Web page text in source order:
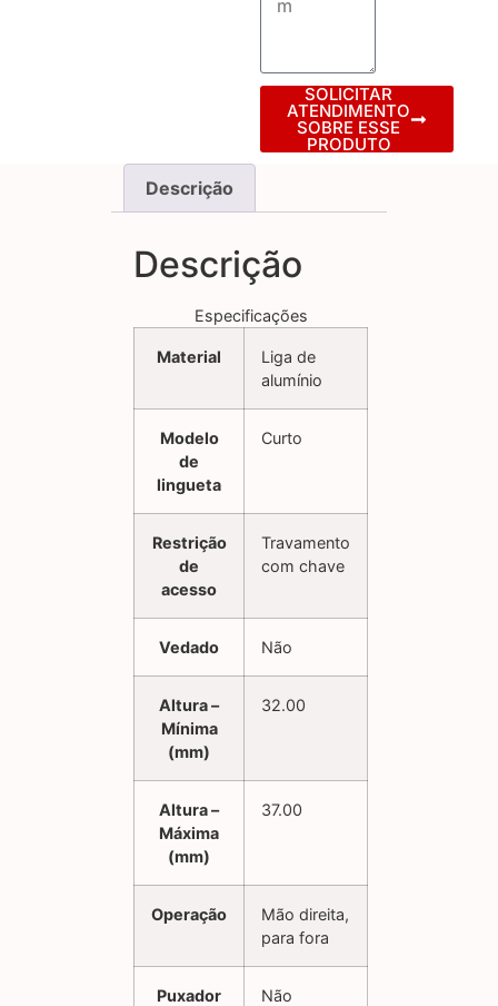
SOLICITAR
ATENDIMENTO
SOBRE ESSE
PRODUTO
Descrição
Descrição
Especificações
Material
Liga de
alumínio
Modelo
de
lingueta
Curto
Restrição
de
acesso
Travamento
com chave
Vedado Não
Altura –
Mínima
(mm)
32.00
Altura –
Máxima
(mm)
37.00
Operação
Mão direita,
para fora
Puxador
Não